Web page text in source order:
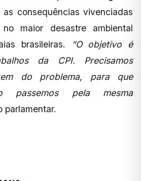
consequências vivenciadas
maior desastre ambiental
brasileiras.
“O objetivo é
da CPI. Precisamos
do problema, para que
passemos pela mesma
parlamentar.